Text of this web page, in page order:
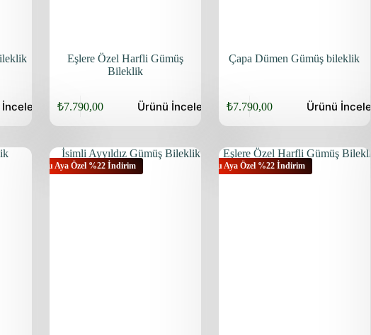
İncele
Eşlere Özel Harfli Gümüş
Bileklik
Orijinal
fiyat:
₺7.790,00
Şu
andaki
₺7.790,00.
Ürünü İncele
Çapa Dümen Gümüş bileklik
Orijinal
fiyat:
₺7.790,00
Şu
andaki
₺7.790,00.
Ürünü İncele
Bu Aya Özel %22 İndirim Bu Aya Özel %22 İndirim